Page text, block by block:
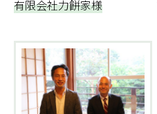
有限会社力餅家様